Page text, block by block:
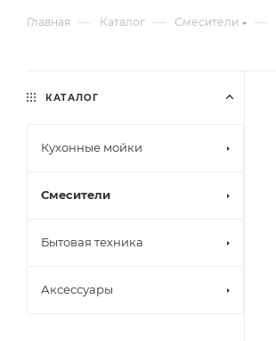
Главная — Каталог — Смесители —
КАТАЛОГ
Кухонные мойки
Смесители
Бытовая техника
Аксессуары